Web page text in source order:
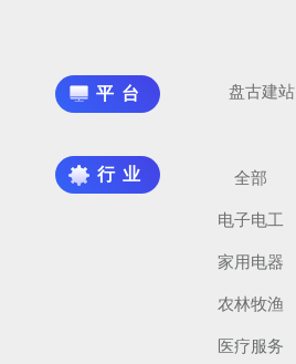
平台 盘古建站
行业 全部
电子电工
家用电器
农林牧渔
医疗服务